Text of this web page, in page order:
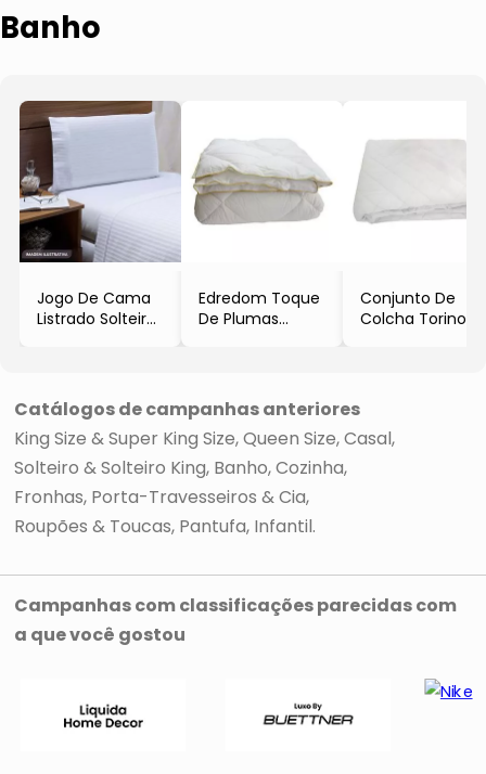
Banho
Jogo De Cama
Listrado Solteiro
- Niazitex
Edredom Toque
De Plumas
- Niazitex
Conjunto De
Colcha Torino
Catálogos de campanhas anteriores
King Size & Super King Size Queen Size Casal
Solteiro & Solteiro King Banho Cozinha
Fronhas, Porta-Travesseiros & Cia
Roupões & Toucas Pantufa Infantil
Campanhas com classificações parecidas com
a que você gostou